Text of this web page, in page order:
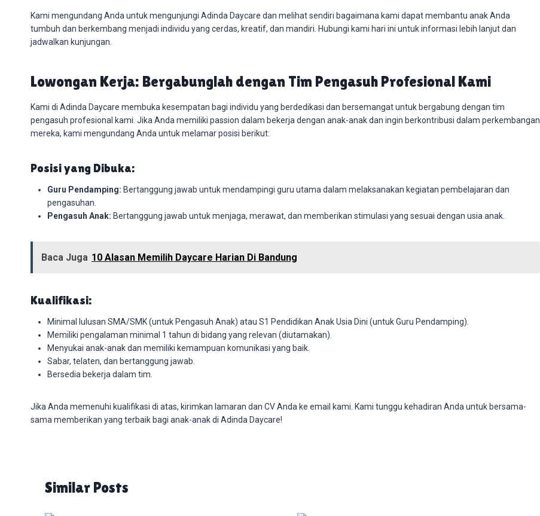
Kami mengundang Anda untuk mengunjungi Adinda Daycare dan melihat sendiri bagaimana kami dapat membantu anak Anda
tumbuh dan berkembang menjadi individu yang cerdas, kreatif, dan mandiri. Hubungi kami hari ini untuk informasi lebih lanjut dan
jadwalkan kunjungan.
Lowongan Kerja: Bergabunglah dengan Tim Pengasuh Profesional Kami
Kami di Adinda Daycare membuka kesempatan bagi individu yang berdedikasi dan bersemangat untuk bergabung dengan tim
pengasuh profesional kami. Jika Anda memiliki passion dalam bekerja dengan anak-anak dan ingin berkontribusi dalam perkembangan
mereka, kami mengundang Anda untuk melamar posisi berikut:
Posisi yang Dibuka:
Guru Pendamping: Bertanggung jawab untuk mendampingi guru utama dalam melaksanakan kegiatan pembelajaran dan
pengasuhan.
Pengasuh Anak: Bertanggung jawab untuk menjaga, merawat, dan memberikan stimulasi yang sesuai dengan usia anak.
Baca Juga 10 Alasan Memilih Daycare Harian Di Bandung
Kualifikasi:
Minimal lulusan SMA/SMK (untuk Pengasuh Anak) atau S1 Pendidikan Anak Usia Dini (untuk Guru Pendamping).
Memiliki pengalaman minimal 1 tahun di bidang yang relevan (diutamakan).
Menyukai anak-anak dan memiliki kemampuan komunikasi yang baik.
Sabar, telaten, dan bertanggung jawab.
Bersedia bekerja dalam tim.
Jika Anda memenuhi kualifikasi di atas, kirimkan lamaran dan CV Anda ke email kami. Kami tunggu kehadiran Anda untuk bersama-
sama memberikan yang terbaik bagi anak-anak di Adinda Daycare!
Similar Posts